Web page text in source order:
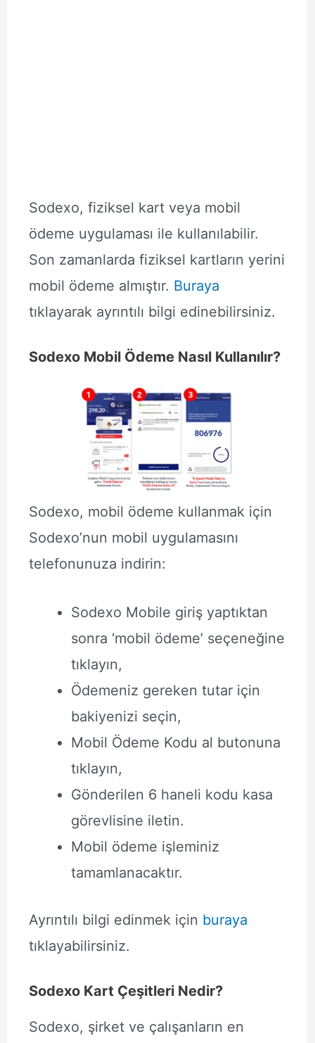
Sodexo, fiziksel kart veya mobil
ödeme uygulaması ile kullanılabilir.
Son zamanlarda fiziksel kartların yerini
mobil ödeme almıştır. Buraya
tıklayarak ayrıntılı bilgi edinebilirsiniz.
Sodexo Mobil Ödeme Nasıl Kullanılır?
Sodexo, mobil ödeme kullanmak için
Sodexo’nun mobil uygulamasını
telefonunuza indirin:
Sodexo Mobile giriş yaptıktan
sonra ‘mobil ödeme’ seçeneğine
tıklayın,
Ödemeniz gereken tutar için
bakiyenizi seçin,
Mobil Ödeme Kodu al butonuna
tıklayın,
Gönderilen 6 haneli kodu kasa
görevlisine iletin.
Mobil ödeme işleminiz
tamamlanacaktır.
Ayrıntılı bilgi edinmek için buraya
tıklayabilirsiniz.
Sodexo Kart Çeşitleri Nedir?
Sodexo, şirket ve çalışanların en